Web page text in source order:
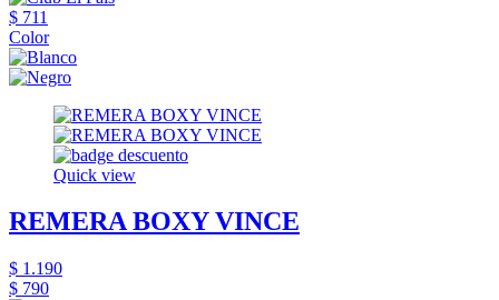
$ 711
Color
Quick view
REMERA BOXY VINCE
$ 1.190
$ 790